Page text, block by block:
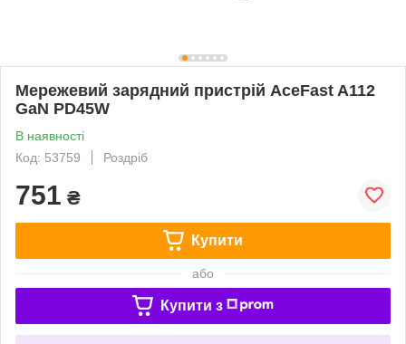
Мережевий зарядний пристрій AceFast A112
GaN PD45W
В наявності
Код: 53759
Роздріб
751 ₴
Купити
або
Купити з